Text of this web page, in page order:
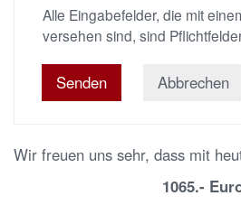
Alle Eingabefelder, die mit
versehen sind, sind
Abbrechen
Wir freuen uns sehr, dass mit
1065.-